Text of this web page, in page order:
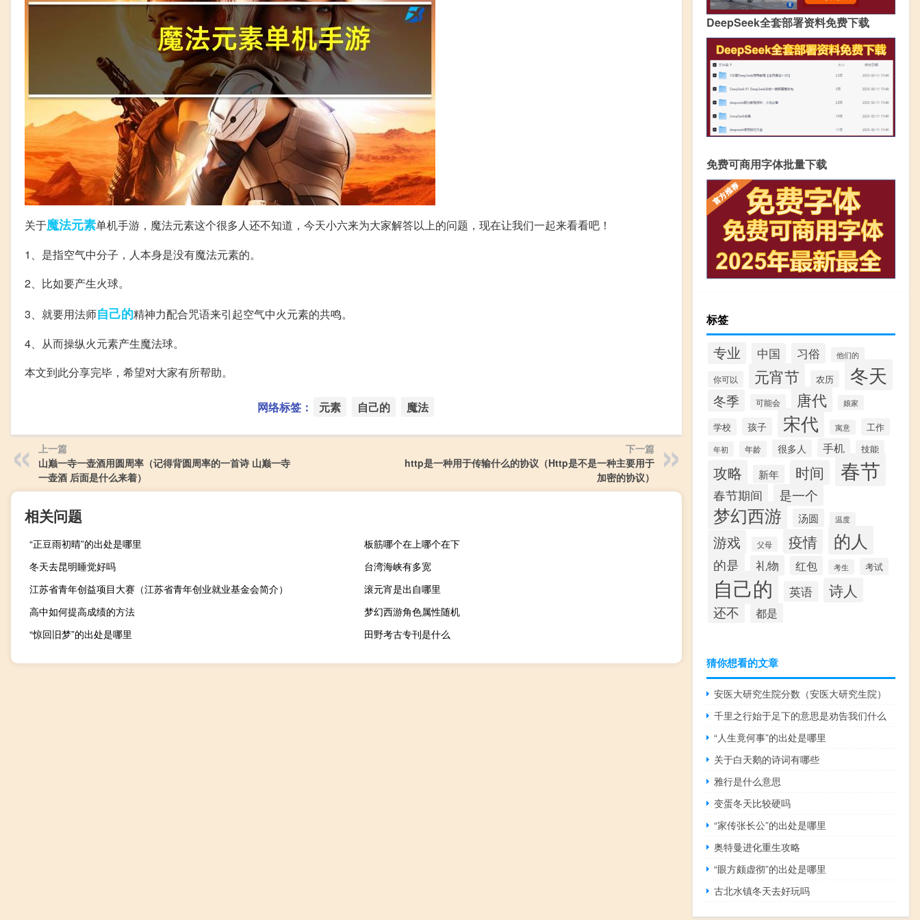
关于魔法元素单机手游，魔法元素这个很多人还不知道，今天小六来为大家解答以上的问题，现在让我们一起来看看吧！
1、是指空气中分子，人本身是没有魔法元素的。
2、比如要产生火球。
3、就要用法师自己的精神力配合咒语来引起空气中火元素的共鸣。
4、从而操纵火元素产生魔法球。
本文到此分享完毕，希望对大家有所帮助。
网络标签： 元素 自己的 魔法
上一篇
山巅一寺一壶酒用圆周率（记得背圆周率的一首诗 山巅一寺
一壶酒 后面是什么来着）
下一篇
http是一种用于传输什么的协议（Http是不是一种主要用于
加密的协议）
相关问题
“正豆雨初晴”的出处是哪里
板筋哪个在上哪个在下
冬天去昆明睡觉好吗
台湾海峡有多宽
江苏省青年创益项目大赛（江苏省青年创业就业基金会简介）
滚元宵是出自哪里
高中如何提高成绩的方法
梦幻西游角色属性随机
“惊回旧梦”的出处是哪里
田野考古专刊是什么
DeepSeek全套部署资料免费下载
免费可商用字体批量下载
标签
专业 中国 习俗 他们的
你可以 元宵节 农历 冬天
冬季 可能会 唐代 娘家
学校 孩子 宋代 寓意 工作
年初 年龄 很多人 手机 技能
攻略 新年 时间 春节
春节期间 是一个
梦幻西游 汤圆 温度
游戏 父母 疫情 的人
的是 礼物 红包 考生 考试
自己的 英语 诗人
还不 都是
猜你想看的文章
安医大研究生院分数（安医大研究生院）
千里之行始于足下的意思是劝告我们什么
“人生竟何事”的出处是哪里
关于白天鹅的诗词有哪些
雅行是什么意思
变蛋冬天比较硬吗
“家传张长公”的出处是哪里
奥特曼进化重生攻略
“眼方颇虚彻”的出处是哪里
古北水镇冬天去好玩吗